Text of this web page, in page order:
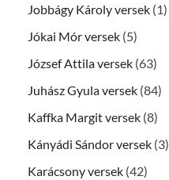
Jobbágy Károly versek (1)
Jókai Mór versek (5)
József Attila versek (63)
Juhász Gyula versek (84)
Kaffka Margit versek (8)
Kányádi Sándor versek (3)
Karácsony versek (42)